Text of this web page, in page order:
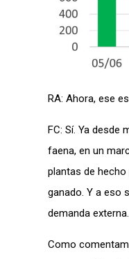
RA: Ahora, ese
FC: Sí. Ya
faena, en un
plantas de
ganado. Y a eso
demanda externa.
Como